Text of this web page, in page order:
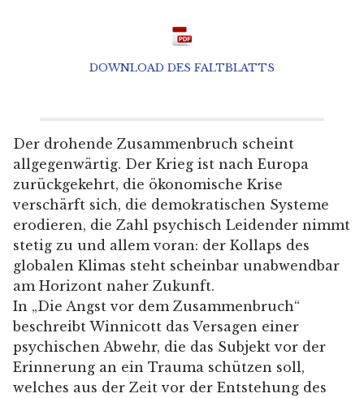
DOWNLOAD DES FALTBLATTS
Der drohende Zusammenbruch scheint
allgegenwärtig. Der Krieg ist nach Europa
zurückgekehrt, die ökonomische Krise
verschärft sich, die demokratischen Systeme
erodieren, die Zahl psychisch Leidender nimmt
stetig zu und allem voran: der Kollaps des
globalen Klimas steht scheinbar unabwendbar
am Horizont naher Zukunft.
In „Die Angst vor dem Zusammenbruch“
beschreibt Winnicott das Versagen einer
psychischen Abwehr, die das Subjekt vor der
Erinnerung an ein Trauma schützen soll,
welches aus der Zeit vor der Entstehung des